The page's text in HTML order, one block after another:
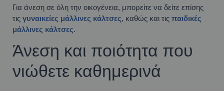
Για άνεση σε όλη την οικογένεια, μπορείτε να δείτε επίσης
τις γυναικείες μάλλινες κάλτσες, καθώς και τις παιδικές
μάλλινες κάλτσες.
Άνεση και ποιότητα που
νιώθετε καθημερινά